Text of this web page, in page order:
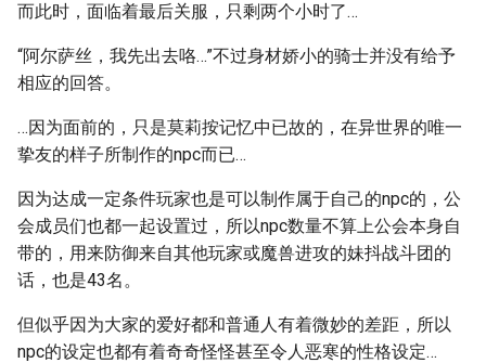
而此时，面临着最后关服，只剩两个小时了…
“阿尔萨丝，我先出去咯…”不过身材娇小的骑士并没有给予
相应的回答。
…因为面前的，只是莫莉按记忆中已故的，在异世界的唯一
挚友的样子所制作的npc而已…
因为达成一定条件玩家也是可以制作属于自己的npc的，公
会成员们也都一起设置过，所以npc数量不算上公会本身自
带的，用来防御来自其他玩家或魔兽进攻的妹抖战斗团的
话，也是43名。
但似乎因为大家的爱好都和普通人有着微妙的差距，所以
npc的设定也都有着奇奇怪怪甚至令人恶寒的性格设定…